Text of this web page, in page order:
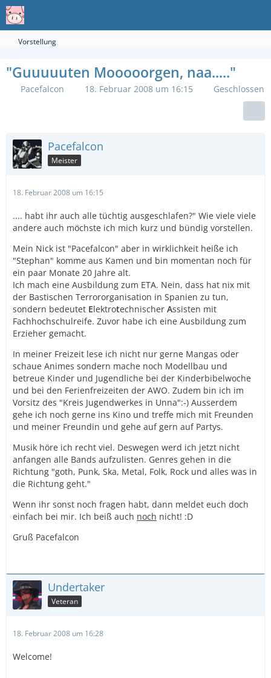
Vorstellung
"Guuuuuten Mooooorgen, naa....."
Pacefalcon 18. Februar 2008 um 16:15 Geschlossen
Pacefalcon
Meister
18. Februar 2008 um 16:15
.... habt ihr auch alle tüchtig ausgeschlafen?" Wie viele viele
andere auch möchste ich mich kurz und bündig vorstellen.
Mein Nick ist "Pacefalcon" aber in wirklichkeit heiße ich
"Stephan" komme aus Kamen und bin momentan noch für
ein paar Monate 20 Jahre alt.
Ich mach eine Ausbildung zum ETA. Nein, dass hat nix mit
der Bastischen Terrororganisation in Spanien zu tun,
sondern bedeutet Elektrotechnischer Assisten mit
Fachhochschulreife. Zuvor habe ich eine Ausbildung zum
Erzieher gemacht.
In meiner Freizeit lese ich nicht nur gerne Mangas oder
schaue Animes sondern mache noch Modellbau und
betreue Kinder und Jugendliche bei der Kinderbibelwoche
und bei den Ferienfreizeiten der AWO. Zudem bin ich im
Vorsitz des "Kreis Jugendwerkes in Unna":-) Ausserdem
gehe ich noch gerne ins Kino und treffe mich mit Freunden
und meiner Freundin und gehe auf gern auf Partys.
Musik höre ich recht viel. Deswegen werd ich jetzt nicht
anfangen alle Bands aufzulisten. Genres gehen in die
Richtung "goth, Punk, Ska, Metal, Folk, Rock und alles was in
die Richtung geht."
Wenn ihr sonst noch fragen habt, dann meldet euch doch
einfach bei mir. Ich beiß auch noch nicht! :D
Gruß Pacefalcon
Undertaker
Veteran
18. Februar 2008 um 16:28
Welcome!